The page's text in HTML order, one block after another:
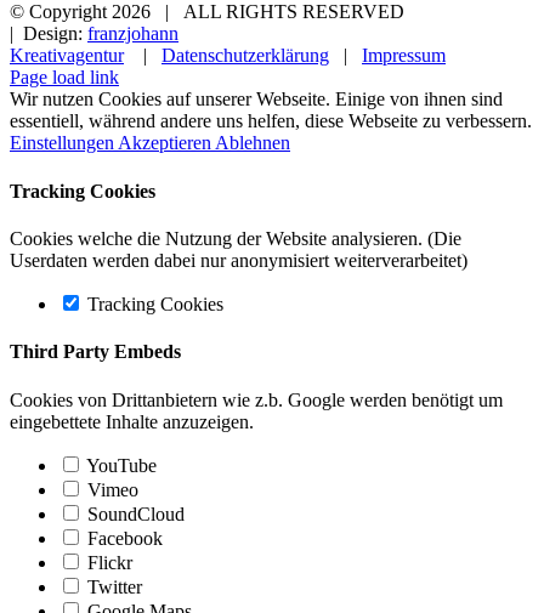
© Copyright2026 | ALL RIGHTS RESERVED
| Design: franzjohann
Kreativagentur| Datenschutzerklärung
Impressum
Page load link
Wir nutzen Cookies auf unserer Webseite. Einige von ihnen sind
essentiell, während andere uns helfen, diese Webseite zu verbessern.
EinstellungenAkzeptierenAblehnen
Tracking Cookies
Cookies welche die Nutzung der Website analysieren. (Die
Userdaten werden dabei nur anonymisiert weiterverarbeitet)
Tracking Cookies
Third Party Embeds
Cookies von Drittanbietern wie z.b. Google werden benötigt um
eingebettete Inhalte anzuzeigen.
YouTube
Vimeo
SoundCloud
Facebook
Flickr
Twitter